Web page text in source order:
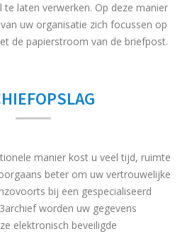
laten verwerken. Op deze manier
uw organisatie zich focussen op
de papierstroom van de briefpost.
manier kost u veel tijd, ruimte
beter om uw vertrouwelijke
bij een gespecialiseerd
worden uw gegevens
elektronisch beveiligde